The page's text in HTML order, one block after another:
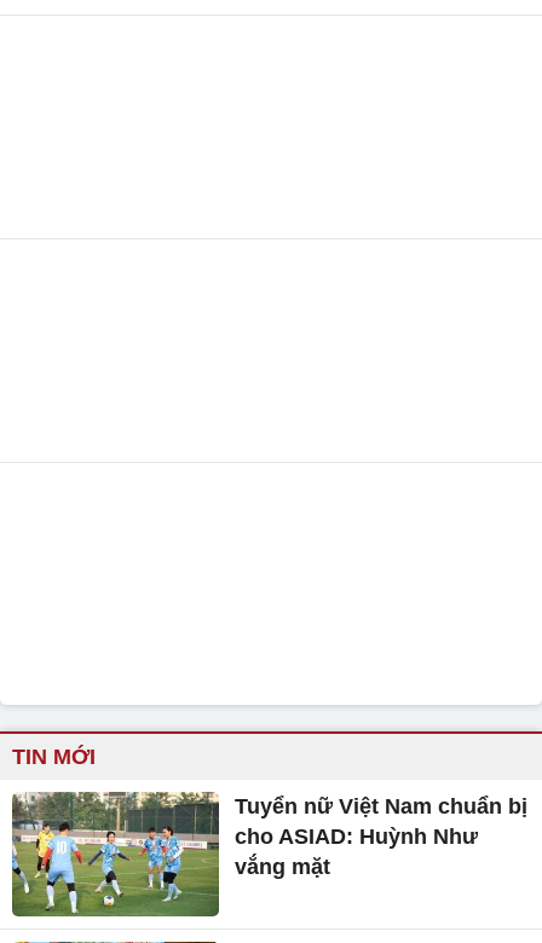
TIN MỚI
Tuyển nữ Việt Nam chuẩn bị
cho ASIAD: Huỳnh Như
vắng mặt